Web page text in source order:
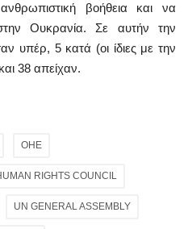
βοήθεια και να
Ουκρανία. Σε αυτήν την
υπέρ, 5 κατά (οι ίδιες με την
38 απείχαν.
ΟΗΕ
RIGHTS COUNCIL
UN GENERAL ASSEMBLY